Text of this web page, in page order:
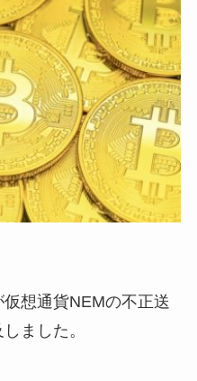
想通貨NEMの不正送
ました。